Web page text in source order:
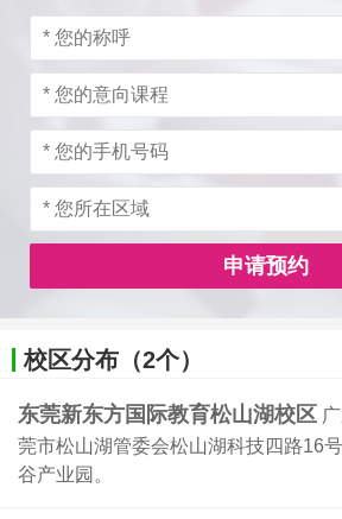
申请预约
校区分布（2个）
东莞新东方国际教育松山湖校区
莞市松山湖管委会松山湖科技四路16
谷产业园。